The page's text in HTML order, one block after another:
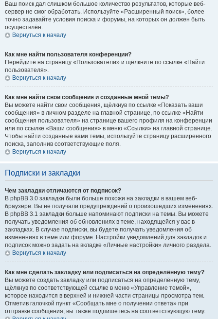
Ваш поиск дал слишком большое количество результатов, которые веб-
сервер не смог обработать. Используйте «Расширенный поиск», более
точно задавайте условия поиска и форумы, на которых он должен быть
осуществлён.
Вернуться к началу
Как мне найти пользователя конференции?
Перейдите на страницу «Пользователи» и щёлкните по ссылке «Найти
пользователя».
Вернуться к началу
Как мне найти свои сообщения и созданные мной темы?
Вы можете найти свои сообщения, щёлкнув по ссылке «Показать ваши
сообщения» в личном разделе на главной странице, по ссылке «Найти
сообщения пользователя» на странице вашего профиля на конференции
или по ссылке «Ваши сообщения» в меню «Ссылки» на главной странице.
Чтобы найти созданные вами темы, используйте страницу расширенного
поиска, заполнив соответствующие поля.
Вернуться к началу
Подписки и закладки
Чем закладки отличаются от подписок?
В phpBB 3.0 закладки были больше похожи на закладки в вашем веб-
браузере. Вы не получали предупреждений о произошедших изменениях.
В phpBB 3.1 закладки больше напоминают подписки на темы. Вы можете
получать уведомления об обновлениях в теме, находящейся у вас в
закладках. В случае подписки, вы будете получать уведомления об
изменениях в теме или форуме. Настройки уведомлений для закладок и
подписок можно задать на вкладке «Личные настройки» личного раздела.
Вернуться к началу
Как мне сделать закладку или подписаться на определённую тему?
Вы можете создать закладку или подписаться на определённую тему,
щёлкнув по соответствующей ссылке в меню «Управление темой»,
которое находится в верхней и нижней части страницы просмотра тем.
Отметив галочкой пункт «Сообщать мне о получении ответа» при
отправке сообщения, вы также подпишетесь на соответствующую тему.